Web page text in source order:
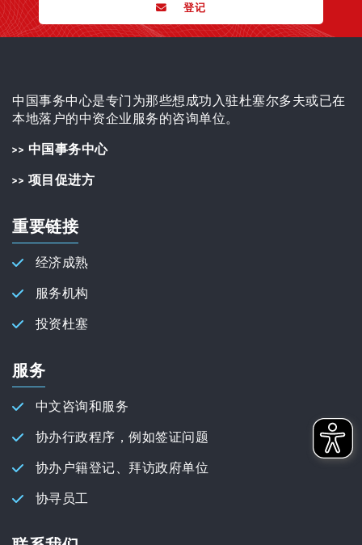
登记
中国事务中心是专门为那些想成功入驻杜塞尔多夫或已在
本地落户的中资企业服务的咨询单位。
>> 中国事务中心
>> 项目促进方
重要链接
经济成熟
服务机构
投资杜塞
服务
中文咨询和服务
协办行政程序，例如签证问题
协办户籍登记、拜访政府单位
协寻员工